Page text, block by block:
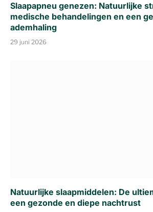
Slaapapneu genezen: Natuurlijke
medische behandelingen en een
ademhaling
29 juni 2026
Natuurlijke slaapmiddelen: De
een gezonde en diepe nachtrust